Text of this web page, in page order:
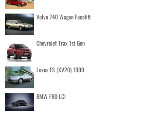
Volvo 740 Wagon Facelift
Chevrolet Trax 1st Gen
Lexus ES (XV20) 1999
BMW F80 LCI